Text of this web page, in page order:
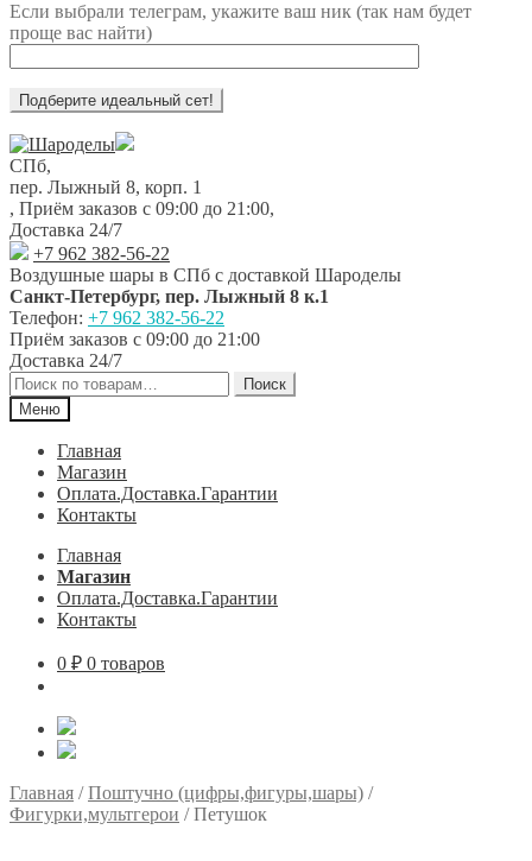
Если выбрали телеграм, укажите ваш ник (так нам будет
проще вас найти)
Перейти
к
навигации
Перейти
к
содержимому
СПб,
пер. Лыжный 8, корп. 1
, Приём заказов с 09:00 до 21:00,
Доставка 24/7
+7 962 382-56-22
Воздушные шары в СПб с доставкой Шароделы
Санкт-Петербург, пер. Лыжный 8 к.1
Телефон: +7 962 382-56-22
Приём заказов с 09:00 до 21:00
Доставка 24/7
Искать:
Поиск
Меню
Главная
Магазин
Оплата.Доставка.Гарантии
Контакты
Главная
Магазин
Оплата.Доставка.Гарантии
Контакты
0 ₽ 0 товаров
Главная /Поштучно (цифры,фигуры,шары) /
Фигурки,мультгерои /Петушок